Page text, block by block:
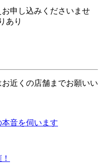
申し込みくださいませ
あり
近くの店舗までお願いい
音を伺います